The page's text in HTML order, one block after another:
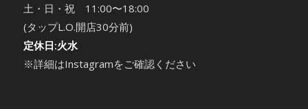
土・日・祝 11:00〜18:00
(タップL.O.開店30分前)
定休日:火水
※詳細はInstagramをご確認ください